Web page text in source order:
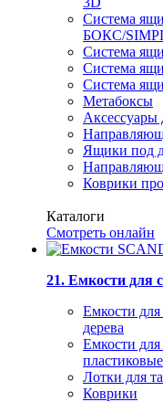
Система
БОКС/
Система
Система
Система
Метабоксы
Аксессуары
Ящики под
Коврики
Каталоги
Смотреть онлайн
21. Емкости для
Емкости
дерева
Емкости
Лотки для
Коврики